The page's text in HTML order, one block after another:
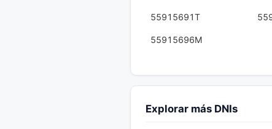
55915691T
55915696M
Explorar más DNIs